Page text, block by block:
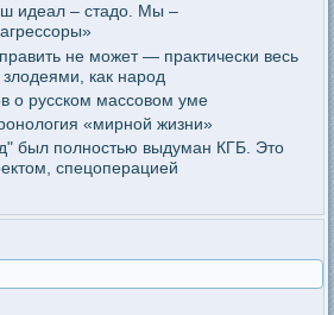
идеал – стадо. Мы –
не может — практически весь
злодеями, как народ
о русском массовом уме
«мирной жизни»
был полностью выдуман КГБ. Это
спецоперацией